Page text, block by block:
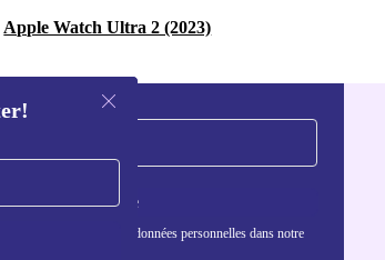
Apple Watch Ultra 2 (2023)
S'inscrire
sur l'utilisation des données personnelles dans notre